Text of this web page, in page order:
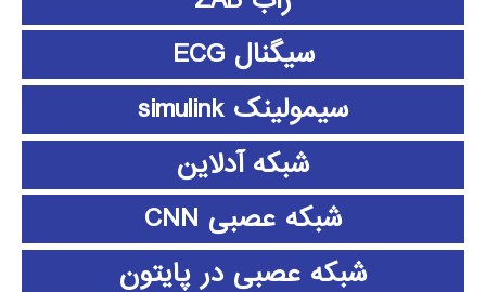
سیگنال ECG
سیمولینک simulink
شبکه آدلاین
شبکه عصبی CNN
شبکه عصبی در پایتون